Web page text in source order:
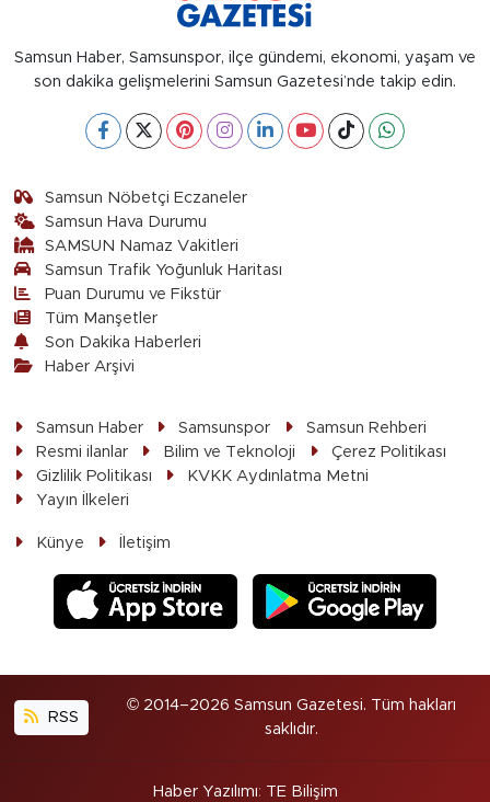
Samsun Haber, Samsunspor, ilçe gündemi, ekonomi, yaşam ve
son dakika gelişmelerini Samsun Gazetesi’nde takip edin.
Samsun Nöbetçi Eczaneler
Samsun Hava Durumu
SAMSUN Namaz Vakitleri
Samsun Trafik Yoğunluk Haritası
Puan Durumu ve Fikstür
Tüm Manşetler
Son Dakika Haberleri
Haber Arşivi
Samsun Haber Samsunspor
Samsun Rehberi
Resmi ilanlar
Bilim ve Teknoloji
Çerez Politikası
Gizlilik Politikası
KVKK Aydınlatma Metni
Yayın İlkeleri
Künye İletişim
RSS
© 2014–2026 Samsun Gazetesi. Tüm hakları
saklıdır.
Haber Yazılımı: TE Bilişim